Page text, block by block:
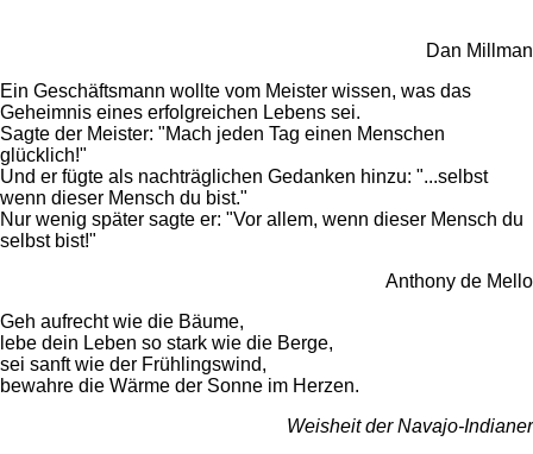
Dan Millman
Ein Geschäftsmann wollte vom Meister wissen, was das
Geheimnis eines erfolgreichen Lebens sei.
Sagte der Meister: "Mach jeden Tag einen Menschen
glücklich!"
Und er fügte als nachträglichen Gedanken hinzu: "...selbst
wenn dieser Mensch du bist."
Nur wenig später sagte er: "Vor allem, wenn dieser Mensch du
selbst bist!"
Anthony de Mello
Geh aufrecht wie die Bäume,
lebe dein Leben so stark wie die Berge,
sei sanft wie der Frühlingswind,
bewahre die Wärme der Sonne im Herzen.
Weisheit der Navajo-Indianer